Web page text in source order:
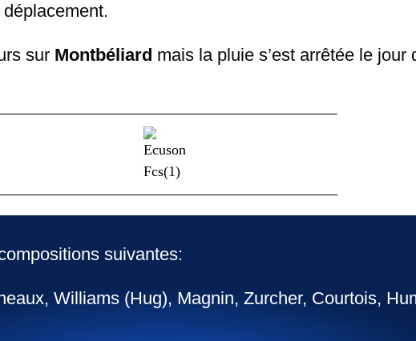
déplacement.
sur Montbéliard mais la pluie s’est arrêtée le jour
suivantes:
Williams (Hug), Magnin, Zurcher, Courtois,